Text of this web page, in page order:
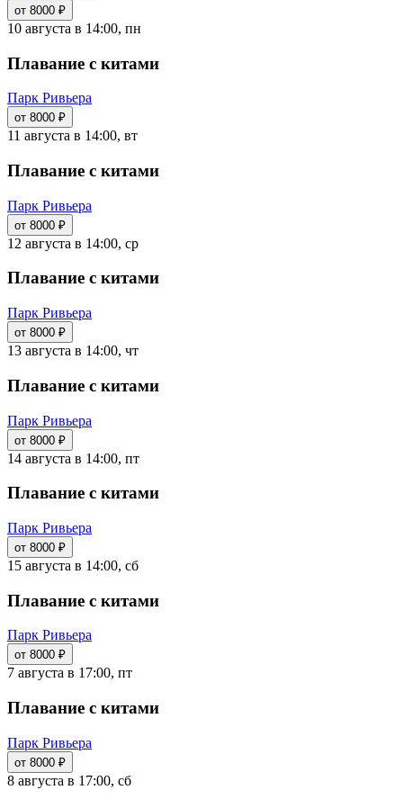
от 8000 ₽
10 августа в 14:00, пн
Плавание с китами
Парк Ривьера
от 8000 ₽
11 августа в 14:00, вт
Плавание с китами
Парк Ривьера
от 8000 ₽
12 августа в 14:00, ср
Плавание с китами
Парк Ривьера
от 8000 ₽
13 августа в 14:00, чт
Плавание с китами
Парк Ривьера
от 8000 ₽
14 августа в 14:00, пт
Плавание с китами
Парк Ривьера
от 8000 ₽
15 августа в 14:00, сб
Плавание с китами
Парк Ривьера
от 8000 ₽
7 августа в 17:00, пт
Плавание с китами
Парк Ривьера
от 8000 ₽
8 августа в 17:00, сб